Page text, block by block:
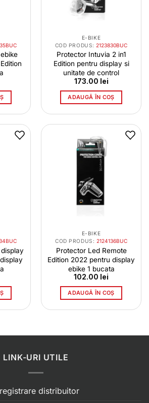
E-BIKE
COD PRODUS:2123830BUC
Protector Intuvia 2 in1
Edition pentru display si
unitate de control
173.00 lei
ADAUGĂ ÎN COȘ
E-BIKE
COD PRODUS: 2124136BUC
Protector Led Remote
Edition 2022 pentru display
ebike 1 bucata
102.00 lei
ADAUGĂ ÎN COȘ
LINK-URI UTILE
distribuitor